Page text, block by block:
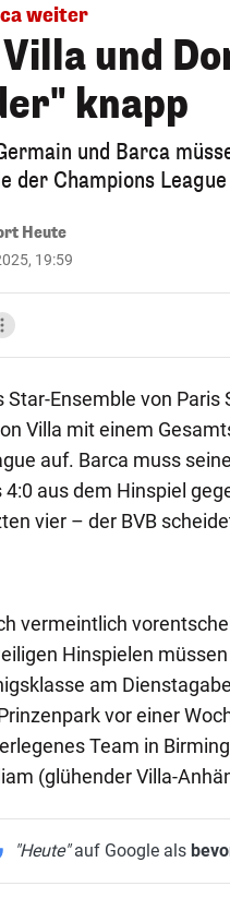
weiter
und
knapp
und Barca
der Champions
Heute
19:59
Star-Ensemble von
Villa mit einem
auf. Barca muss
4:0 aus dem Hinspiel
vier – der BVB
vermeintlich
Hinspielen
am
vor einer
Team in
(glühender Villa-
"Heute"auf Google als